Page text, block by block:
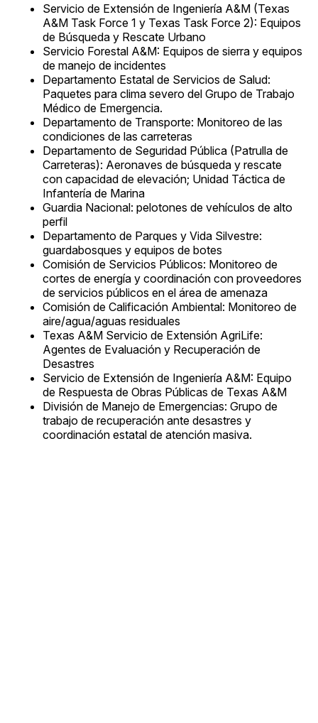
Servicio de Extensión de Ingeniería A&M (Texas
A&M Task Force 1 y Texas Task Force 2): Equipos
de Búsqueda y Rescate Urbano
Servicio Forestal A&M: Equipos de sierra y equipos
de manejo de incidentes
Departamento Estatal de Servicios de Salud:
Paquetes para clima severo del Grupo de Trabajo
Médico de Emergencia.
Departamento de Transporte: Monitoreo de las
condiciones de las carreteras
Departamento de Seguridad Pública (Patrulla de
Carreteras): Aeronaves de búsqueda y rescate
con capacidad de elevación; Unidad Táctica de
Infantería de Marina
Guardia Nacional: pelotones de vehículos de alto
perfil
Departamento de Parques y Vida Silvestre:
guardabosques y equipos de botes
Comisión de Servicios Públicos: Monitoreo de
cortes de energía y coordinación con proveedores
de servicios públicos en el área de amenaza
Comisión de Calificación Ambiental: Monitoreo de
aire/agua/aguas residuales
Texas A&M Servicio de Extensión AgriLife:
Agentes de Evaluación y Recuperación de
Desastres
Servicio de Extensión de Ingeniería A&M: Equipo
de Respuesta de Obras Públicas de Texas A&M
División de Manejo de Emergencias: Grupo de
trabajo de recuperación ante desastres y
coordinación estatal de atención masiva.